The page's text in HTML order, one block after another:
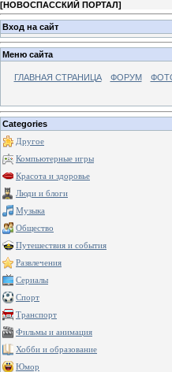
[НОВОСПАССКИЙ ПОРТАЛ]
Вход на сайт
Меню сайта
ГЛАВНАЯ СТРАНИЦА ФОРУМ
Categories
Другое
Компьютерные игры
Красота и здоровье
Люди и блоги
Музыка
Общество
Путешествия и события
Развлечения
Сериалы
Спорт
Транспорт
Фильмы и анимация
Хобби и образование
Юмор